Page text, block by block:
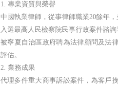
1. 專業資質與榮譽
中國執業律師，從事律師職業20餘年
入選最高人民檢察院民事行政案件諮
被寧夏自治區政府聘為法律顧問及法
評估。
2. 業務成果
代理多件重大商事訴訟案件，為客戶